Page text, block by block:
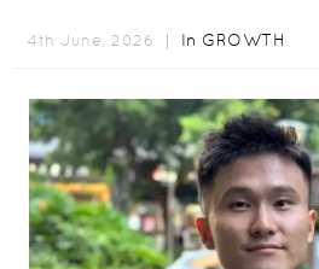
4th June, 2026 ｜ In GROWTH